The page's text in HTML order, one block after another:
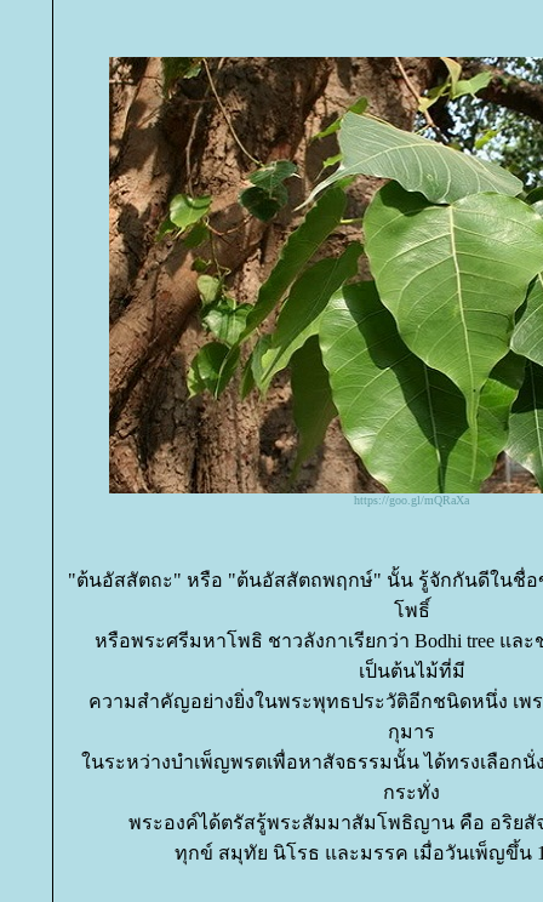
https://goo.gl/mQRaXa
"ต้นอัสสัตถะ" หรือ "ต้นอัสสัตถพฤกษ์" นั้น รู้จักกันดีในชื่อ
พธิ์
หรือพระศรีมหาโพธิ ชาวลังกาเรียกว่า Bodhi tree และ
เป็นต้นไม้ที่มี
ความสำคัญอย่างยิ่งในพระพุทธประวัติอีกชนิดหนึ่ง เพ
กุมาร
นระหว่างบำเพ็ญพรตเพื่อหาสัจธรรมนั้น ได้ทรงเลือก
กระทั่ง
พระองค์ได้ตรัสรู้พระสัมมาสัมโพธิญาน คือ อริย
ทุกข์ สมุทัย นิโรธ และมรรค เมื่อวันเพ็ญขึ้น